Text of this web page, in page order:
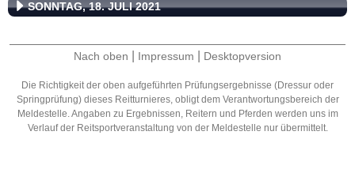
SONNTAG, 18. JULI 2021
Nach oben Impressum Desktopversion
Die Richtigkeit der oben aufgeführten Prüfungsergebnisse (Dressur oder
Springprüfung) dieses Reitturnieres, obligt dem Verantwortungsbereich der
Meldestelle. Angaben zu Ergebnissen, Reitern und Pferden werden uns im
Verlauf der Reitsportveranstaltung von der Meldestelle nur übermittelt.